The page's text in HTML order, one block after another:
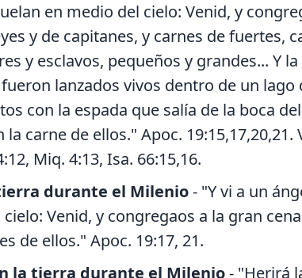
en medio del cielo: Venid, y
y de capitanes, y carnes de fuertes,
y esclavos, pequeños y grandes... Y
lanzados vivos dentro de un
con la espada que salía de la boca
carne de ellos." Apoc. 19:15,17,20,21.
Miq. 4:13, Isa. 66:15,16.
durante el Milenio- "Y vi a un
Venid, y congregaos a la gran
de ellos." Apoc. 19:17, 21.
la tierra durante el Milenio- "Herirá